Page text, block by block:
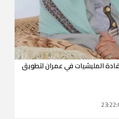
المليشيات في عمران لتطويق